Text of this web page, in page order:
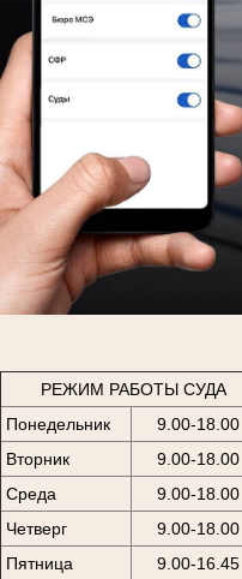
РЕЖИМ РАБОТЫ СУДА
Понедельник
9.00-18.00
Вторник
9.00-18.00
Среда
9.00-18.00
Четверг
9.00-18.00
Пятница
9.00-16.45